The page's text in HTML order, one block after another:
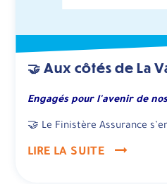
🤝 Aux côtés de La
Engagés pour l'avenir de
🤝 Le Finistère Assurance
LIRE LA SUITE